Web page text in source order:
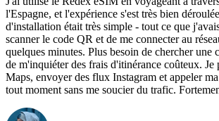
l'Espagne, et l'expérience s'est très bien
d'installation était très simple - tout ce que
scanner le code QR et de me connecter au
quelques minutes. Plus besoin de chercher une
de m'inquiéter des frais d'itinérance coûteux.
Maps, envoyer des flux Instagram et appeler
tout moment sans me soucier du trafic.